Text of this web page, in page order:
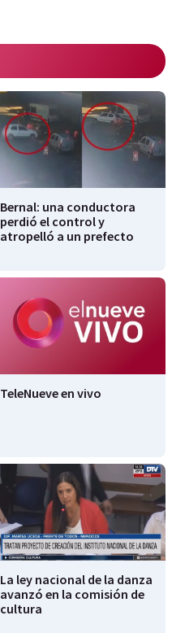
Bernal: una conductora
perdió el control y
atropelló a un prefecto
TeleNueve en vivo
La ley nacional de la danza
avanzó en la comisión de
cultura